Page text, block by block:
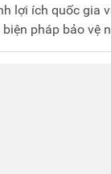
lợi ích quốc gia
biện pháp bảo vệ
bên trong và